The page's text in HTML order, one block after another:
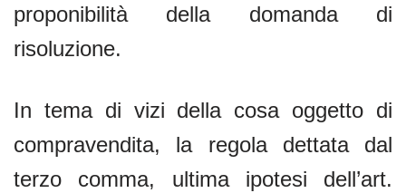
proponibilità della domanda di
risoluzione.
In tema di vizi della cosa oggetto di
compravendita, la regola dettata dal
terzo comma, ultima ipotesi dell’art.